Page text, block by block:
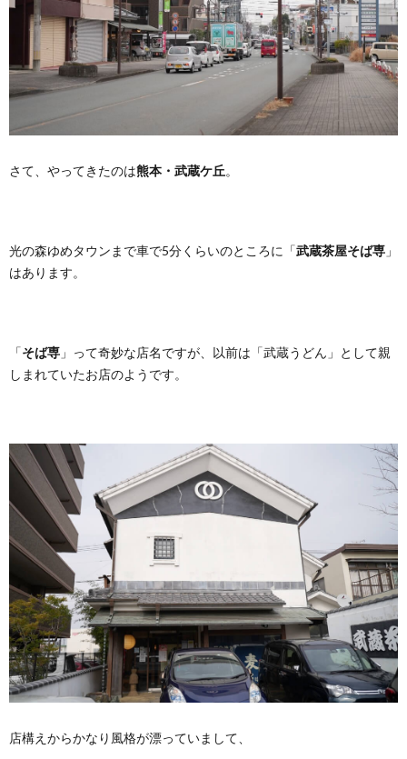
さて、やってきたのは熊本・武蔵ケ丘。
光の森ゆめタウンまで車で5分くらいのところに「武蔵茶屋そば専 」
はあります。
「そば専 」って奇妙な店名ですが、以前は「武蔵うどん」として親
しまれていたお店のようです。
店構えからかなり風格が漂っていまして、